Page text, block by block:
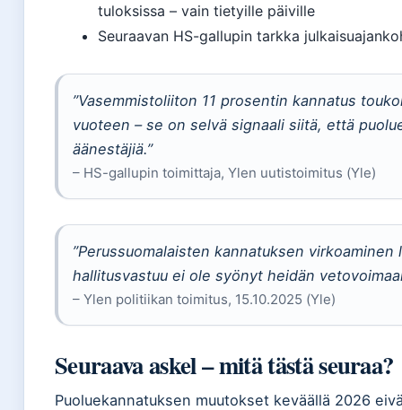
tuloksissa – vain tietyille päiville
Seuraavan HS-gallupin tarkka
”Vasemmistoliiton 11 prosentin kannatus
vuoteen – se on selvä signaali siitä, että
äänestäjiä.”
– HS-gallupin toimittaja, Ylen uutistoimitus (Yle)
”Perussuomalaisten kannatuksen
hallitusvastuu ei ole syönyt heidän
– Ylen politiikan toimitus, 15.10.2025 (Yle)
Seuraava askel – mitä tästä seuraa?
Puoluekannatuksen muutokset keväällä 2026